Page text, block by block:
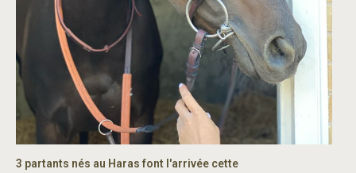
3 partants nés au Haras font l'arrivée cette